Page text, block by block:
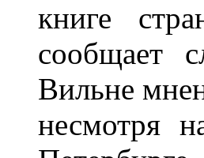
книге
сообщает
Вильне
несмотря